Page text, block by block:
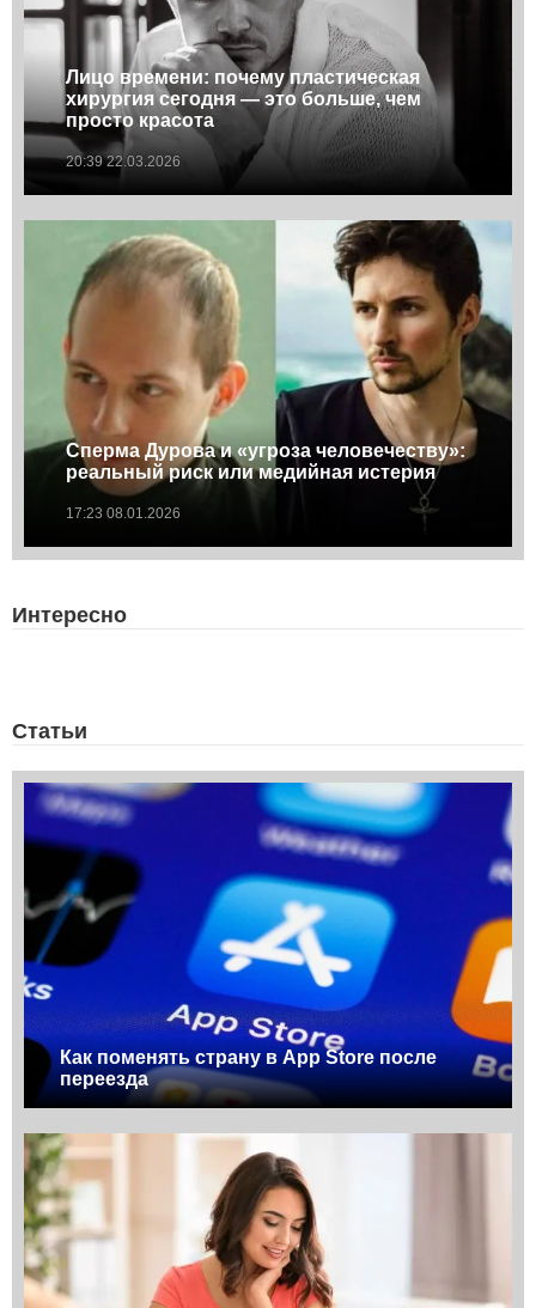
Лицо времени: почему пластическая
хирургия сегодня — это больше, чем
просто красота
20:39 22.03.2026
Сперма Дурова и «угроза человечеству»:
реальный риск или медийная истерия
17:23 08.01.2026
Интересно
Статьи
Как поменять страну в App Store после
переезда